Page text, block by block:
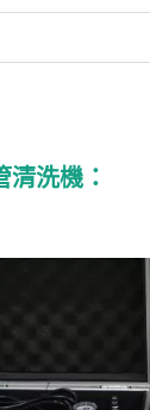
洗機：